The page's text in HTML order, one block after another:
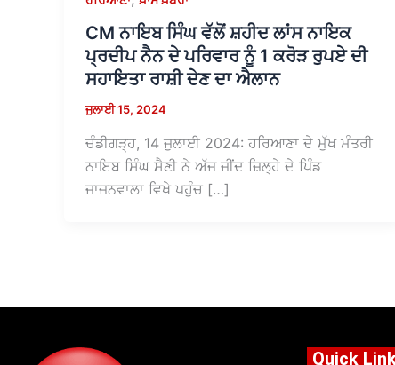
CM ਨਾਇਬ ਸਿੰਘ ਵੱਲੋਂ ਸ਼ਹੀਦ ਲਾਂਸ ਨਾਇਕ
ਪ੍ਰਦੀਪ ਨੈਨ ਦੇ ਪਰਿਵਾਰ ਨੂੰ 1 ਕਰੋੜ ਰੁਪਏ ਦੀ
ਸਹਾਇਤਾ ਰਾਸ਼ੀ ਦੇਣ ਦਾ ਐਲਾਨ
ਜੁਲਾਈ 15, 2024
ਚੰਡੀਗੜ੍ਹ, 14 ਜੁਲਾਈ 2024: ਹਰਿਆਣਾ ਦੇ ਮੁੱਖ ਮੰਤਰੀ
ਨਾਇਬ ਸਿੰਘ ਸੈਣੀ ਨੇ ਅੱਜ ਜੀਂਦ ਜ਼ਿਲ੍ਹੇ ਦੇ ਪਿੰਡ
ਜਾਜਨਵਾਲਾ ਵਿਖੇ ਪਹੁੰਚ […]
Quick